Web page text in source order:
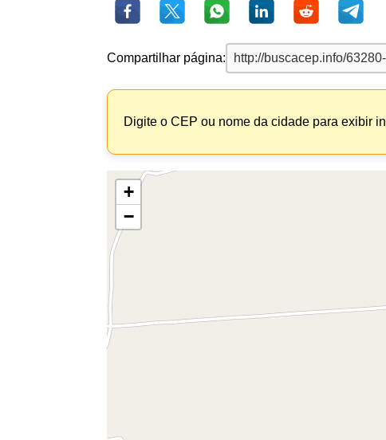
Compartilhar página:
Digite o CEP ou nome da cidade para exibir
+
−